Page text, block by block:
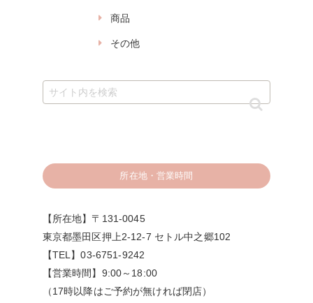
商品
その他
所在地・営業時間
【所在地】〒131-0045
東京都墨田区押上2-12-7 セトル中之郷102
【TEL】03-6751-9242
【営業時間】9:00～18:00
（17時以降はご予約が無ければ閉店）